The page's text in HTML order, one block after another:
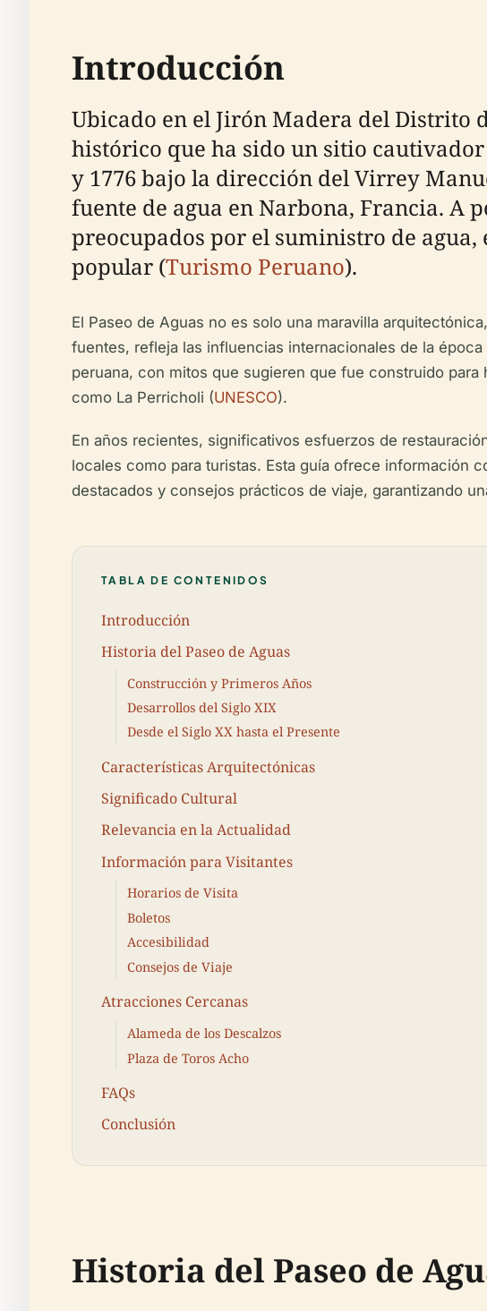
Introducción
Ubicado en el Jirón Madera del Distrito
histórico que ha sido un sitio
y 1776 bajo la dirección del Virrey
fuente de agua en Narbona, Francia. A
preocupados por el suministro de
popular (Turismo Peruano).
El Paseo de Aguas no es solo una maravilla
fuentes, refleja las influencias internacionales de la
peruana, con mitos que sugieren que fue construido
como La Perricholi (UNESCO).
En años recientes, significativos esfuerzos de
locales como para turistas. Esta guía ofrece información
destacados y consejos prácticos de viaje, garantizando
TABLA DE CONTENIDOS
Introducción
Historia del Paseo de Aguas
Construcción y Primeros Años
Desarrollos del Siglo XIX
Desde el Siglo XX hasta el Presente
Características Arquitectónicas
Significado Cultural
Relevancia en la Actualidad
Información para Visitantes
Horarios de Visita
Boletos
Accesibilidad
Consejos de Viaje
Atracciones Cercanas
Alameda de los Descalzos
Plaza de Toros Acho
FAQs
Conclusión
Historia del Paseo de